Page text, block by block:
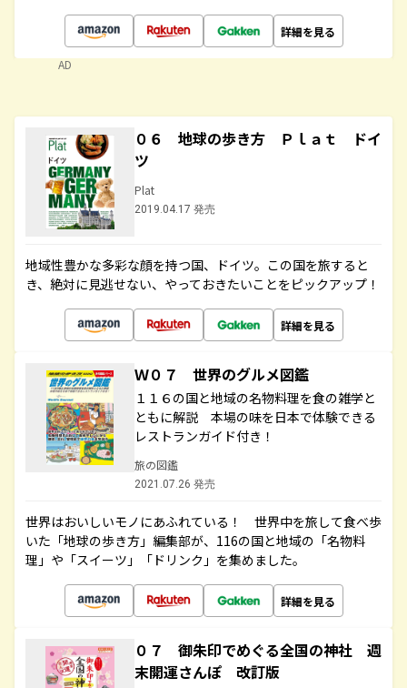
詳細を見る
AD
０６ 地球の歩き方 Ｐｌａｔ ドイ
ツ
Plat
2019.04.17 発売
地域性豊かな多彩な顔を持つ国、ドイツ。この国を旅すると
き、絶対に見逃せない、やっておきたいことをピックアップ！
詳細を見る
Ｗ０７ 世界のグルメ図鑑
１１６の国と地域の名物料理を食の雑学と
ともに解説 本場の味を日本で体験できる
レストランガイド付き！
旅の図鑑
2021.07.26 発売
世界はおいしいモノにあふれている！ 世界中を旅して食べ歩
いた「地球の歩き方」編集部が、116の国と地域の「名物料
理」や「スイーツ」「ドリンク」を集めました。
詳細を見る
０７ 御朱印でめぐる全国の神社 週
末開運さんぽ 改訂版